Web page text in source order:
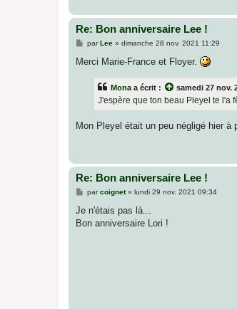
Re: Bon anniversaire Lee !
M
s
parLee» dimanche 28 nov. 2021 11:29
Merci Marie-France et Floyer.
Mona a écrit : samedi 27 nov.
J'espère que ton beau Pleyel te l'a
Mon Pleyel était un peu négligé hier à
Re: Bon anniversaire Lee !
M
s
a
parcoignet» lundi 29 nov. 2021 09:34
Je n'étais pas là...
Bon anniversaire Lori !